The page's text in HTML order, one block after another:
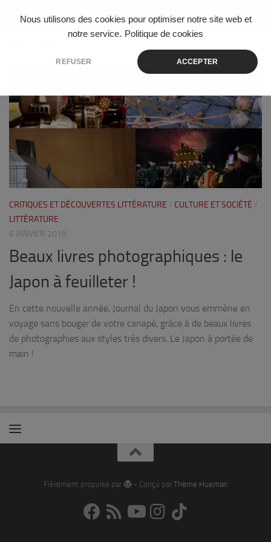
Nous utilisons des cookies pour optimiser notre site web et
notre service. Politique de cookies
REFUSER ACCEPTER
Skip to content
CRITIQUES ET DÉCOUVERTES LITTÉRATURE / CULTURE ET SOCIÉTÉ /
LITTÉRATURE
6 JANVIER 2019
Beaux livres photographiques : le
Japon à feuilleter !
En cette nouvelle année, Journal du Japon vous emmène en
voyage sans bouger de votre canapé, grâce à de beaux livres
de photographies aux styles très divers. Le Japon à portée de
main !
Fièrement propulsé par - Conçu par Thème Hueman